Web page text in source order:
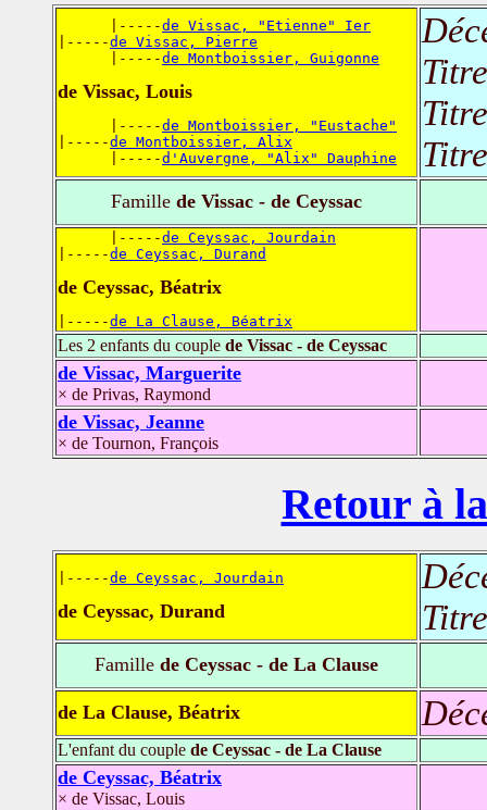
      |-----
de Vissac, "Etienne" Ier
|-----de Vissac, Pierre
      |-----
de Montboissier, Guigonne
de Vissac, Louis
      |-----
de Montboissier, "Eustache"
|-----de Montboissier, Alix
      |-----
d'Auvergne, "Alix" Dauphine
Famille de Vissac - de Ceyssac
      |-----
de Ceyssac, Jourdain
|-----de Ceyssac, Durand
de Ceyssac, Béatrix
|-----de La Clause, Béatrix
Les 2 enfants du couple de Vissac - de Ceyssac
de Vissac, Marguerite
× de Privas, Raymond
de Vissac, Jeanne
× de Tournon, François
Retour à
|-----de Ceyssac, Jourdain
de Ceyssac, Durand
Famille de Ceyssac - de La Clause
de La Clause, Béatrix
L'enfant du couple de Ceyssac - de La Clause
de Ceyssac, Béatrix
× de Vissac, Louis